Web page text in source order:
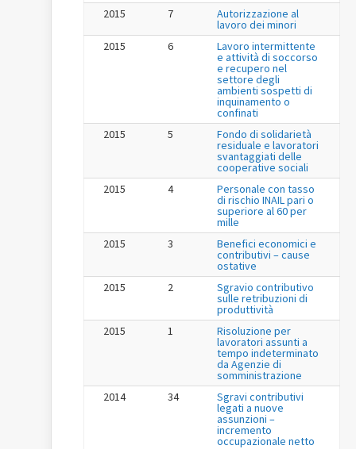
2015
7 Autorizzazione al
lavoro dei minori
2015
6 Lavoro intermittente
e attività di soccorso
e recupero nel
settore degli
ambienti sospetti di
inquinamento o
confinati
2015
5 Fondo di solidarietà
residuale e lavoratori
svantaggiati delle
cooperative sociali
2015
4 Personale con tasso
di rischio INAIL pari o
superiore al 60 per
mille
2015
3 Benefici economici e
contributivi – cause
ostative
2015
2 Sgravio contributivo
sulle retribuzioni di
produttività
2015
1 Risoluzione per
lavoratori assunti a
tempo indeterminato
da Agenzie di
somministrazione
2014
34 Sgravi contributivi
legati a nuove
assunzioni –
incremento
occupazionale netto